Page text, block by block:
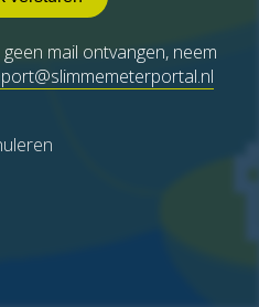
mail ontvangen, neem